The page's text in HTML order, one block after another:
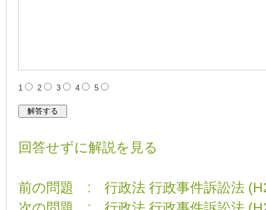
1 2 3 4 5
回答せずに解説を見る
前の問題 : 行政法 行政事件訴訟法